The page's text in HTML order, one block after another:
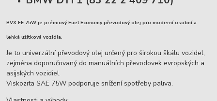
BVX FE 75W je prémiový Fuel Economy převodový olej pro moderní osobní a
lehká užitková vozidla.
Je to univerzální převodový olej určený pro širokou škálu vozidel,
zejména doporučovaný do manuálních převodovek evropských a
asijských vozidiel.
Viskozita SAE 75W podporuje snížení spotřeby paliva.